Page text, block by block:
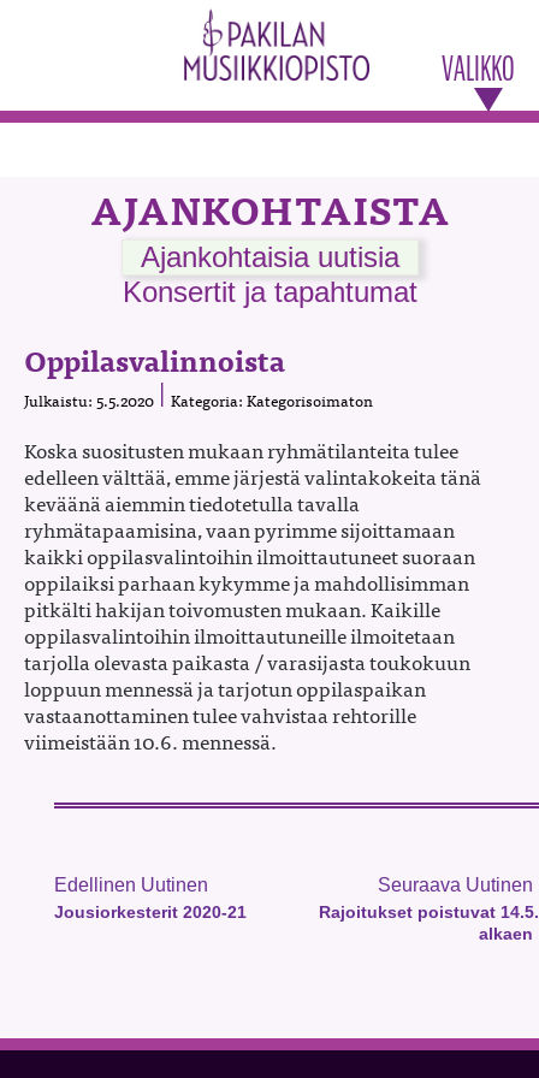
VALIKKO
AJANKOHTAISTA
Ajankohtaisia uutisia
Konsertit ja tapahtumat
Oppilasvalinnoista
Julkaistu: 5.5.2020 Kategoria: Kategorisoimaton
Koska suositusten mukaan ryhmätilanteita tulee
edelleen välttää, emme järjestä valintakokeita tänä
keväänä aiemmin tiedotetulla tavalla
ryhmätapaamisina, vaan pyrimme sijoittamaan
kaikki oppilasvalintoihin ilmoittautuneet suoraan
oppilaiksi parhaan kykymme ja mahdollisimman
pitkälti hakijan toivomusten mukaan. Kaikille
oppilasvalintoihin ilmoittautuneille ilmoitetaan
tarjolla olevasta paikasta / varasijasta toukokuun
loppuun mennessä ja tarjotun oppilaspaikan
vastaanottaminen tulee vahvistaa rehtorille
viimeistään 10.6. mennessä.
Edellinen Uutinen
Jousiorkesterit 2020-21
Seuraava Uutinen
Rajoitukset poistuvat 14.5.
alkaen